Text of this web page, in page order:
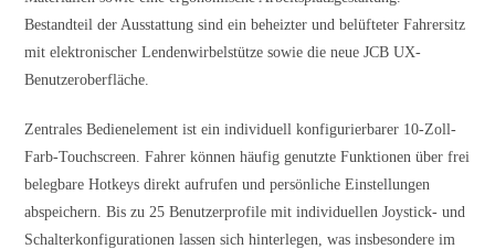
Bestandteil der Ausstattung sind ein beheizter und belüfteter Fahrersitz
mit elektronischer Lendenwirbelstütze sowie die neue JCB UX-
Benutzeroberfläche.
Zentrales Bedienelement ist ein individuell konfigurierbarer 10-Zoll-
Farb-Touchscreen. Fahrer können häufig genutzte Funktionen über frei
belegbare Hotkeys direkt aufrufen und persönliche Einstellungen
abspeichern. Bis zu 25 Benutzerprofile mit individuellen Joystick- und
Schalterkonfigurationen lassen sich hinterlegen, was insbesondere im